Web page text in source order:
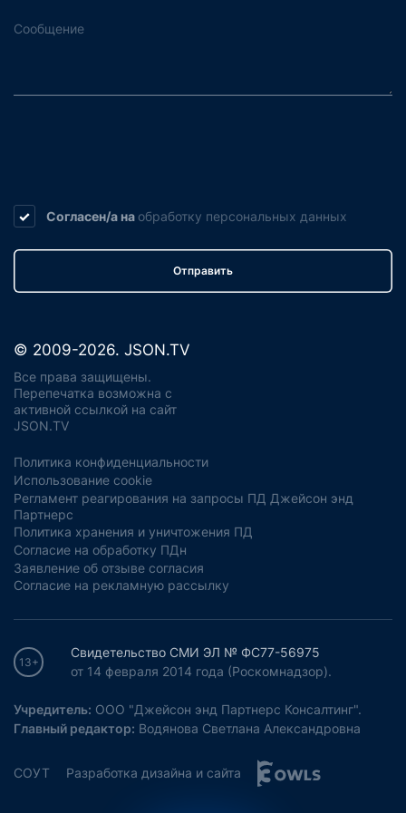
Согласен/а на обработку персональных данных
Отправить
© 2009-2026. JSON.TV
Все права защищены.
Перепечатка возможна с
активной ссылкой на сайт
JSON.TV
Политика конфиденциальности
Использование cookie
Регламент реагирования на запросы ПД Джейсон энд
Партнерс
Политика хранения и уничтожения ПД
Согласие на обработку ПДн
Заявление об отзыве согласия
Согласие на рекламную рассылку
13+
Свидетельство СМИ ЭЛ № ФС77-56975
от 14 февраля 2014 года (Роскомнадзор).
Учредитель: ООО "Джейсон энд Партнерс Консалтинг".
Главный редактор: Водянова Светлана Александровна
СОУТ Разработка дизайна и сайта